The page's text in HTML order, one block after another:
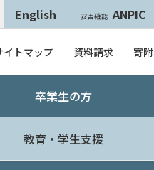
English 安否確認 ANPIC
イトマップ 資料請求 寄附
卒業生の方
教育・学生支援